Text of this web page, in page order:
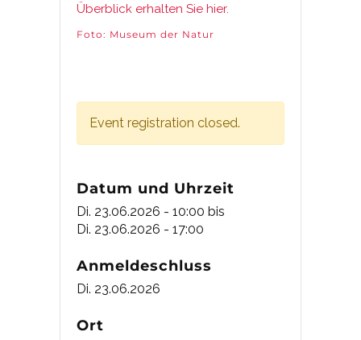
Überblick erhalten Sie hier.
Foto: Museum der Natur
Event registration closed.
Datum und Uhrzeit
Di. 23.06.2026 - 10:00 bis
Di. 23.06.2026 - 17:00
Anmeldeschluss
Di. 23.06.2026
Ort